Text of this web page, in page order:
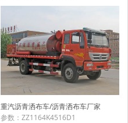
重汽沥青洒布车/沥青洒布车厂家
参数：ZZ1164K4516D1